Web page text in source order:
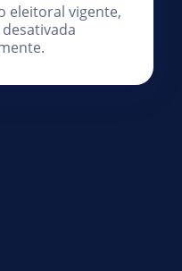
eleitoral vigente,